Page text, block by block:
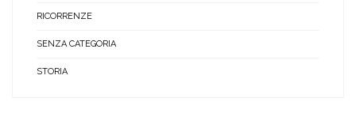
RICORRENZE
SENZA CATEGORIA
STORIA